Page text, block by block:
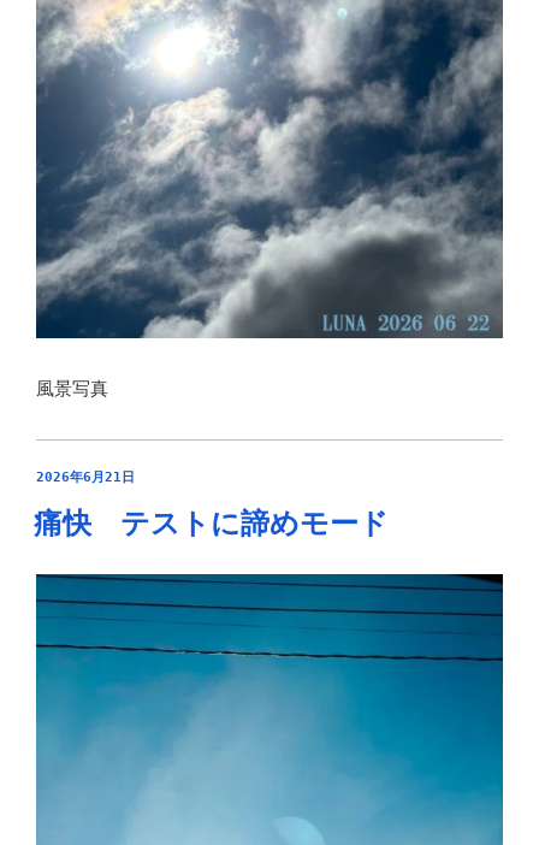
風景写真
投
日:
2026年6月21日
痛快 テストに諦めモード